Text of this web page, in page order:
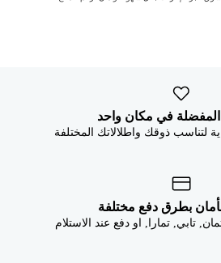
المفضلة في مكان واحد
لتناسب ذوقك واطلالاتك المختلفة
بطرق دفع مختلفة
تابي, تمارا, او دفع عند الاستلام